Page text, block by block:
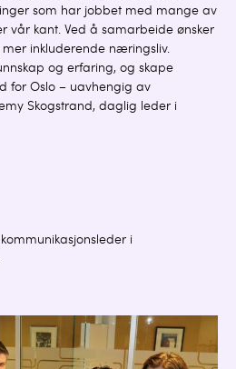
som har jobbet med mange av
vår kant. Ved å samarbeide ønsker
inkluderende næringsliv.
og erfaring, og skape
for Oslo – uavhengig av
Skogstrand, daglig leder i
i